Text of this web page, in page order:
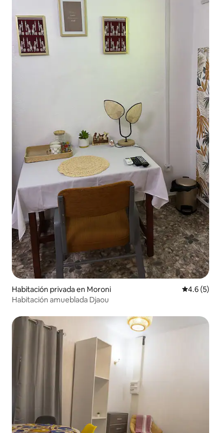
Habitación privada en Moroni
4.6 (5)
Habitación amueblada Djaou